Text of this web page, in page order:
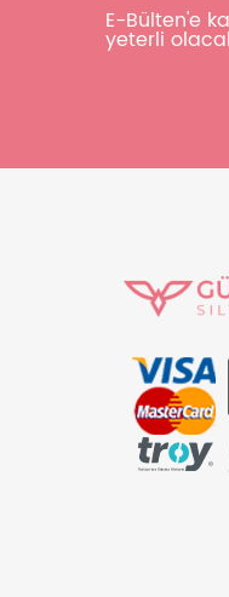
E-Bülten'e
yeterli